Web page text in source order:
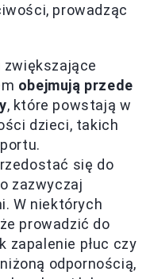
prowadząc
zwiększające
obejmują przede
, które powstają w
dzieci, takich
się do
zazwyczaj
W niektórych
prowadzić do
zapalenie płuc czy
odpornością,